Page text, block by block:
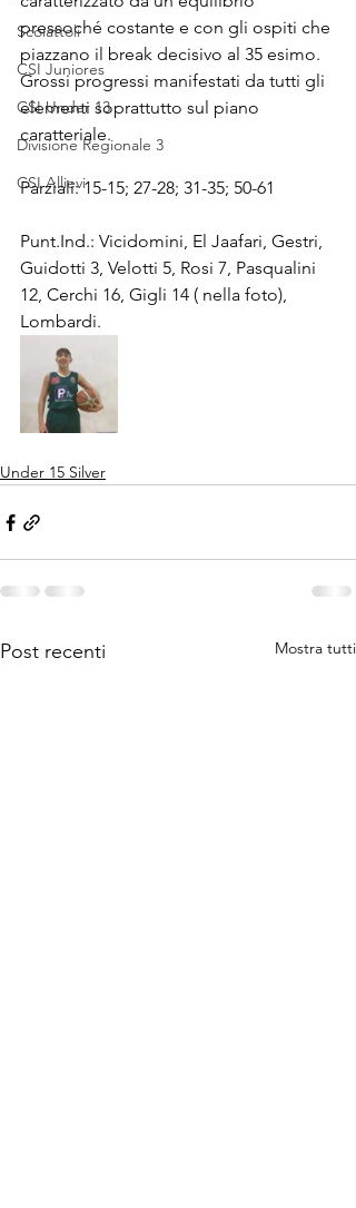
Scoiattoli
CSI Juniores
CSI Under 13
Divisione Regionale 3
CSI Allievi
pressoché costante e con gli ospiti che
piazzano il break decisivo al 35 esimo.
Grossi progressi manifestati da tutti gli
elementi soprattutto sul piano
caratteriale.
Parziali: 15-15; 27-28; 31-35; 50-61
Punt.Ind.: Vicidomini, El Jaafari, Gestri,
Guidotti 3, Velotti 5, Rosi 7, Pasqualini
12, Cerchi 16, Gigli 14 ( nella foto),
Lombardi.
Under 15 Silver
Post recenti Mostra tutti